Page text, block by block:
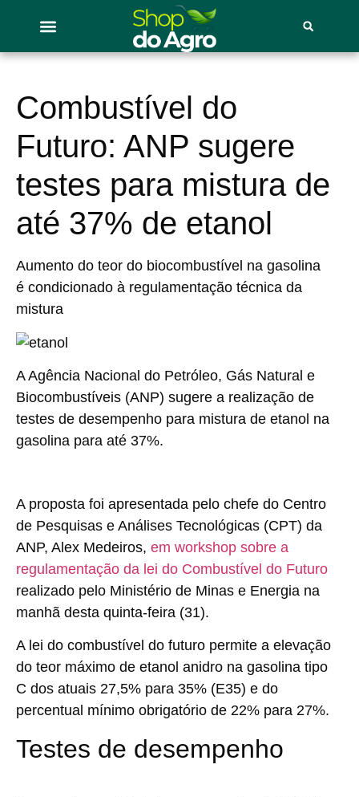
Combustível do
Futuro: ANP sugere
testes para mistura de
até 37% de etanol
Aumento do teor do biocombustível na gasolina
é condicionado à regulamentação técnica da
mistura
A Agência Nacional do Petróleo, Gás Natural e
Biocombustíveis (ANP) sugere a realização de
testes de desempenho para mistura de etanol na
gasolina para até 37%.
A proposta foi apresentada pelo chefe do Centro
de Pesquisas e Análises Tecnológicas (CPT) da
ANP, Alex Medeiros, em workshop sobre a
regulamentação da lei do Combustível do Futuro
realizado pelo Ministério de Minas e Energia na
manhã desta quinta-feira (31).
A lei do combustível do futuro permite a elevação
do teor máximo de etanol anidro na gasolina tipo
C dos atuais 27,5% para 35% (E35) e do
percentual mínimo obrigatório de 22% para 27%.
Testes de desempenho